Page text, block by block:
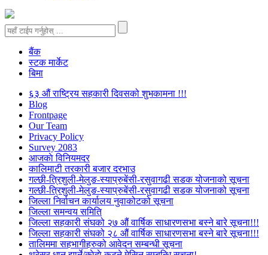
बैंक
स्टक मार्केट
बिमा
६३ औं राष्ट्रिय सहकारी दिवसको शुभकामना !!!
Blog
Frontpage
Our Team
Privacy Policy
Survey 2083
आजकाे विनियमदर
कालिमाटी तरकारी बजार दरभाउ
गल्छी-त्रिशुली-मेलुङ-स्याप्रुबेंसी-रसुवागढी सडक योजनाको सूचना
गल्छी-त्रिशुली-मेलुङ-स्याप्रुबेंसी-रसुवागढी सडक योजनाको सूचना
जिल्ला निर्वाचन कार्यालय नुवाकोटको सूचना
जिल्ला समन्वय समिति
जिल्ला सहकारी संघको २७ औं वार्षिक साधारणसभा बस्ने बारे सूचना!!!
जिल्ला सहकारी संघको २८ औं वार्षिक साधारणसभा बस्ने बारे सूचना!!!
तालिममा सहभागीहरुको आवेदन सम्बन्धी सूचना